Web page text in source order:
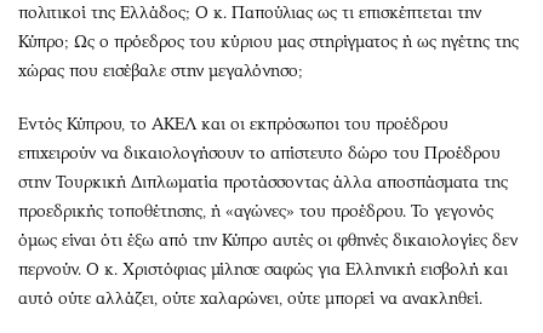
πολιτικοί της Ελλάδος; Ο κ. Παπούλιας ως τι επισκέπτεται την
Κύπρο; Ως ο πρόεδρος του κύριου μας στηρίγματος ή ως ηγέτης της
χώρας που εισέβαλε στην μεγαλόνησο;
Εντός Κύπρου, το ΑΚΕΛ και οι εκπρόσωποι του προέδρου
επιχειρούν να δικαιολογήσουν το απίστευτο δώρο του Προέδρου
στην Τουρκική Διπλωματία προτάσσοντας άλλα αποσπάσματα της
προεδρικής τοποθέτησης, ή «αγώνες» του προέδρου. Το γεγονός
όμως είναι ότι έξω από την Κύπρο αυτές οι φθηνές δικαιολογίες δεν
περνούν. Ο κ. Χριστόφιας μίλησε σαφώς για Ελληνική εισβολή και
αυτό ούτε αλλάζει, ούτε χαλαρώνει, ούτε μπορεί να ανακληθεί.